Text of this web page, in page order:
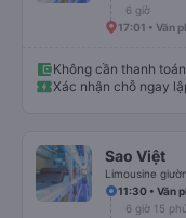
6 giờ
17:01 • Văn
Không cần thanh
Xác nhận chỗ ngay
Sao Việt
11:30 • Văn
6 giờ 15